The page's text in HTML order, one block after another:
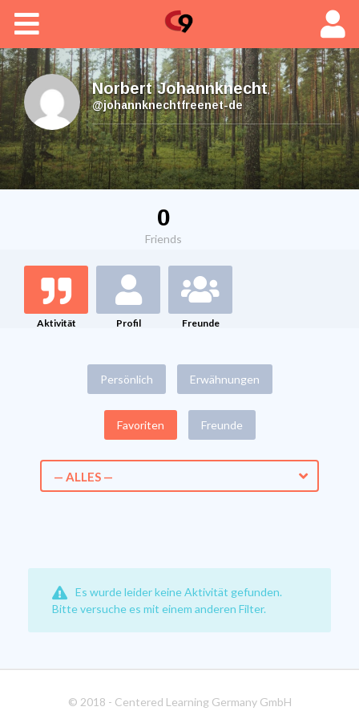
Hauptkurs C9
Aktuelles
Zusatzkurse
Team
Kontakt & F.A.Q.´s
Norbert Johannknecht,
@johannknechtfreenet-de
0
Friends
Aktivität Profil Freunde
Persönlich Erwähnungen
Favoriten Freunde
— ALLES —
Es wurde leider keine Aktivität gefunden.
Bitte versuche es mit einem anderen Filter.
© 2018 - Centered Learning Germany GmbH